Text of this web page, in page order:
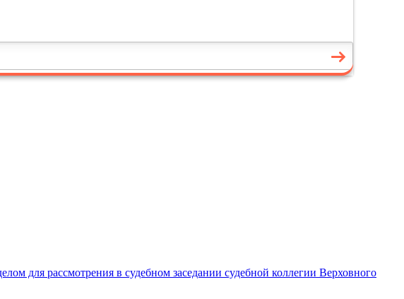
для рассмотрения в судебном заседании судебной коллегии Верховного